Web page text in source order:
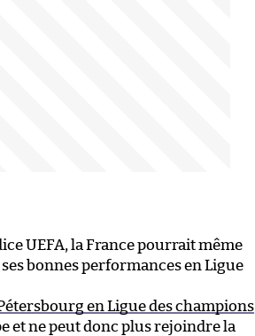
UEFA, la France pourrait même
bonnes performances en Ligue
en Ligue des champions
et ne peut donc plus rejoindre la